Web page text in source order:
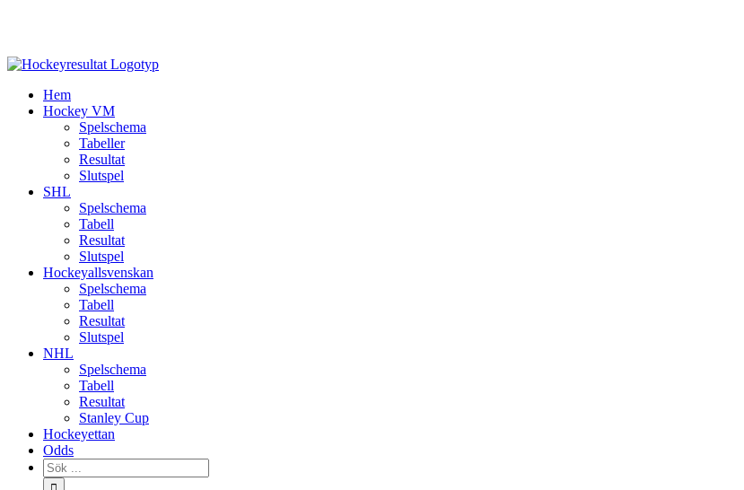
Hem
Hockey VM
Spelschema
Tabeller
Resultat
Slutspel
SHL
Spelschema
Tabell
Resultat
Slutspel
Hockeyallsvenskan
Spelschema
Tabell
Resultat
Slutspel
NHL
Spelschema
Tabell
Resultat
Stanley Cup
Hockeyettan
Odds
Sök
efter: